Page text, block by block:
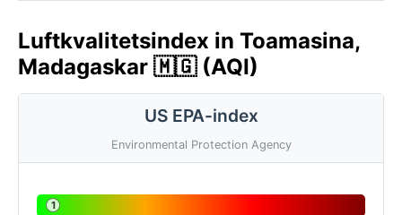
Luftkvalitetsindex in Toamasina,
Madagaskar 🇲🇬 (AQI)
US EPA-index
Environmental Protection Agency
1